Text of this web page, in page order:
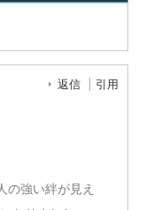
返信 引用
の強い絆が見え